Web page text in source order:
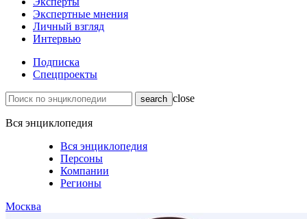
Экспертные мнения
Личный взгляд
Интервью
Подписка
Спецпроекты
close
Вся энциклопедия
Вся энциклопедия
Персоны
Компании
Регионы
Москва